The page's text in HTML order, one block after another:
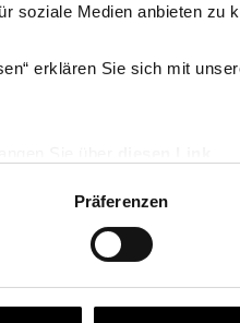
soziale Medien anbieten zu
erklären Sie sich mit
Präferenzen
und über 17 Mrd.